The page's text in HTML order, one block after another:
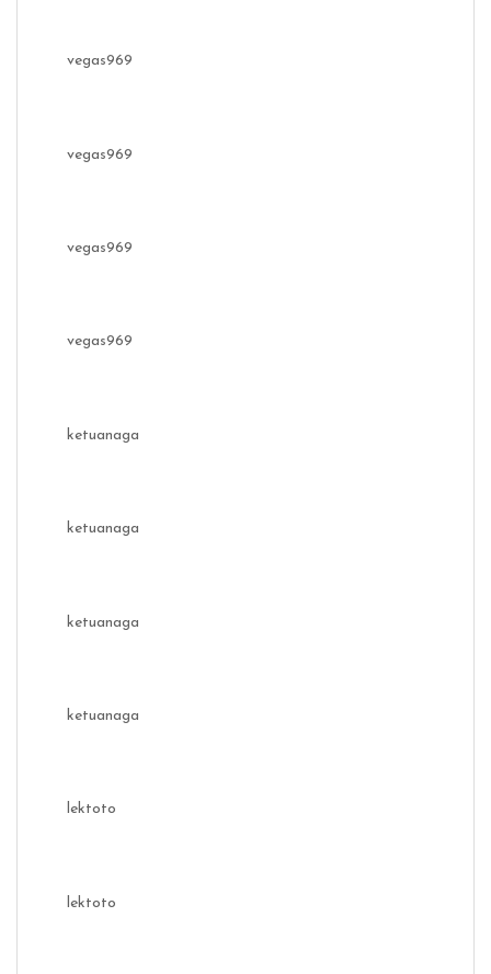
vegas969
vegas969
vegas969
vegas969
ketuanaga
ketuanaga
ketuanaga
ketuanaga
lektoto
lektoto